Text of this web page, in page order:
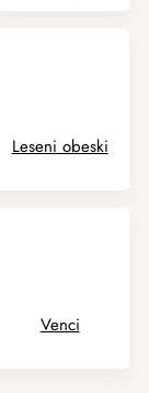
Leseni obeski
Venci